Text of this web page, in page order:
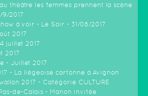
théâtre les femmes prennent la scène
9/2017
à voir - Le Soir - 31/08/2017
2017
juillet 2017
2017
- Juillet 2017
- La liègeoise cartonne à Avignon
2017 - Catégorie CULTURE
de-Calais - Manon invitée